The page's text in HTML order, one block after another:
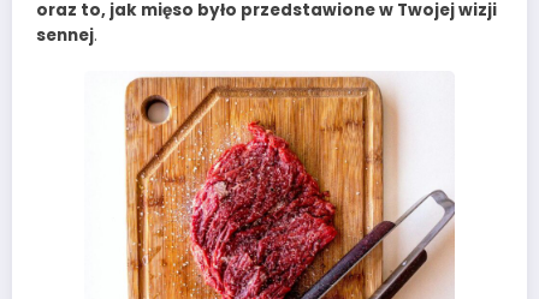
oraz to, jak mięso było przedstawione w Twojej wizji
sennej.